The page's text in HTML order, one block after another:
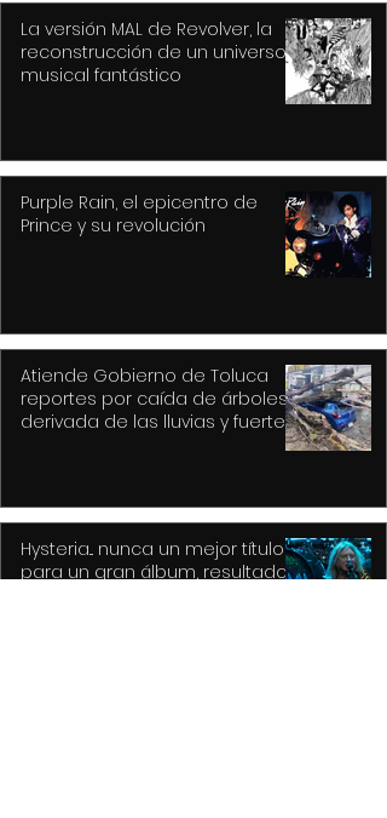
La versión MAL de Revolver, la
reconstrucción de un universo
musical fantástico
Purple Rain, el epicentro de
Prince y su revolución
Atiende Gobierno de Toluca
reportes por caída de árboles
derivada de las lluvias y fuertes
Hysteria... nunca un mejor título
para un gran álbum, resultado